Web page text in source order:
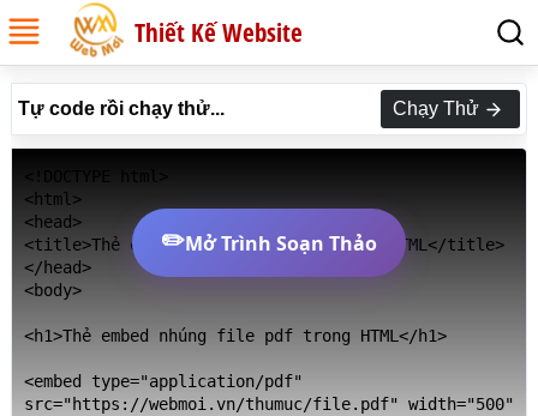
Thiết Kế Website
Tự code rồi chạy thử... Chạy Thử
<html>
<head>
<title>Thẻ embed nhúng file pdf trong HTML</title>
</head>
<body>
<h1>Thẻ embed nhúng file pdf trong HTML</h1>
<embed type="application/pdf"
src="https://webmoi.vn/thumuc/file.pdf" width="500"
✏️Mở Trình Soạn Thảo